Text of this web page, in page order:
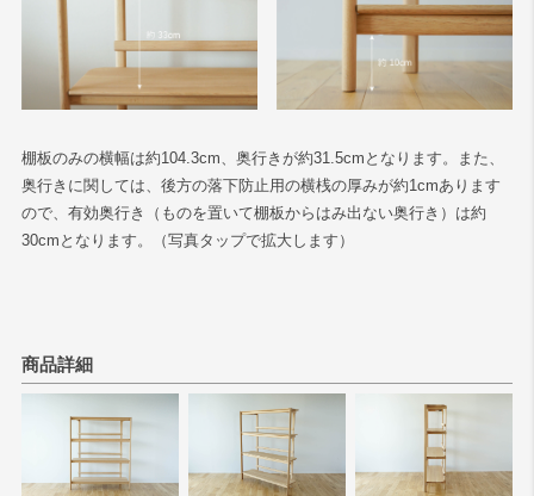
棚板のみの横幅は約104.3cm、奥行きが約31.5cmとなります。また、
奥行きに関しては、後方の落下防止用の横桟の厚みが約1cmあります
ので、有効奥行き（ものを置いて棚板からはみ出ない奥行き）は約
30cmとなります。（写真タップで拡大します）
商品詳細